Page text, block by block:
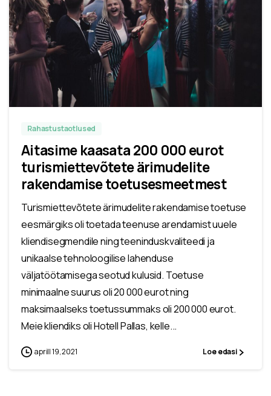
Rahastustaotlused
Aitasime kaasata 200 000 eurot
turismiettevõtete ärimudelite
rakendamise toetusesmeetmest
Turismiettevõtete ärimudelite rakendamise toetuse
eesmärgiks oli toetada teenuse arendamist uuele
kliendisegmendile ning teeninduskvaliteedi ja
unikaalse tehnoloogilise lahenduse
väljatöötamisega seotud kulusid. Toetuse
minimaalne suurus oli 20 000 eurot ning
maksimaalseks toetussummaks oli 200 000 eurot.
Meie kliendiks oli Hotell Pallas, kelle...
aprill 19, 2021 Loe edasi